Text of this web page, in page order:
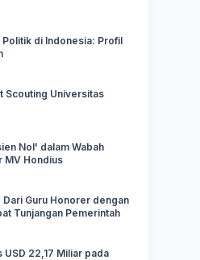
Politik di Indonesia: Profil
Scouting Universitas
Nol' dalam Wabah
MV Hondius
Guru Honorer dengan
Tunjangan Pemerintah
22,17 Miliar pada